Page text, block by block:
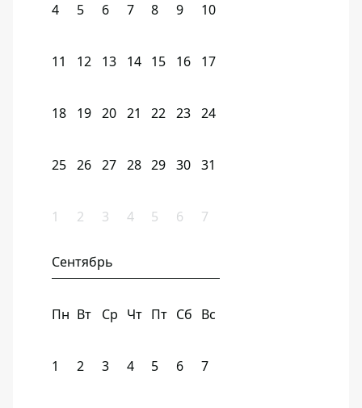
4 5 6 7 8 9 10
11 12 13 14 15 16 17
18 19 20 21 22 23 24
25 26 27 28 29 30 31
1 2 3 4 5 6 7
Сентябрь
Пн Вт Ср Чт Пт Сб Вс
1 2 3 4 5 6 7